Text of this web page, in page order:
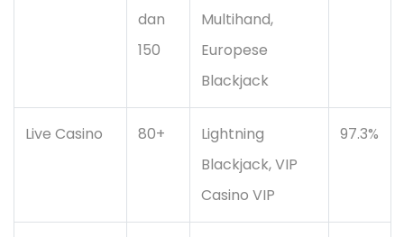
dan
150
Multihand,
Europese
Blackjack
Live Casino 80+
Lightning
Blackjack, VIP
Casino VIP
97.3%